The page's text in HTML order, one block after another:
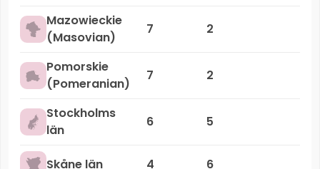
Mazowieckie
(Masovian)
7 2
Pomorskie
(Pomeranian)
7 2
Stockholms
län
6 5
Skåne län 4 6